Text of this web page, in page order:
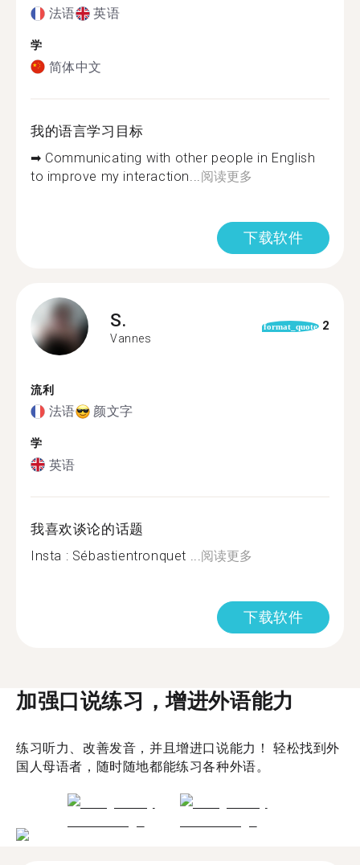
法语 英语
学
简体中文
我的语言学习目标
➡ Communicating with other people in English
to improve my interaction... 阅读更多
下载软件
S.
Vannes
format_quote 2
流利
法语 颜文字
学
英语
我喜欢谈论的话题
Insta : Sébastientronquet ... 阅读更多
下载软件
加强口说练习，增进外语能力
练习听力、改善发音，并且增进口说能力！ 轻松找到外
国人母语者，随时随地都能练习各种外语。